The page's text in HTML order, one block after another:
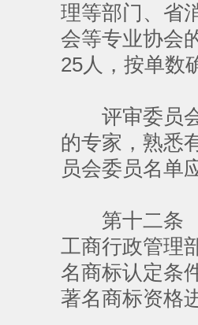
理等部门、省
会等专业协会
25人，按单数
评审委员会
的专家，熟悉
员会委员名单
第十二条 评
工商行政管理
名商标认定条
著名商标资格